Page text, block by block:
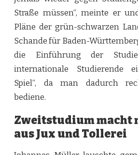
Straße müssen“, meinte er
Pläne der grün-schwarzen
Schande für Baden-
die Einführung der
internationale Studierende
Spiel“, da man dadurch
bediene.
Zweitstudium macht
aus Jux und Tollerei